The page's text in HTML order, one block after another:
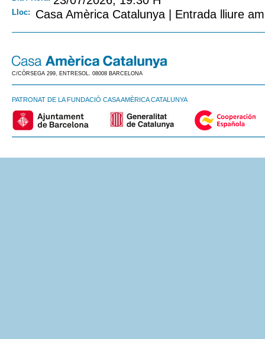
Lloc: Casa Amèrica Catalunya | Entrada lliure
C/CÒRSEGA 299, ENTRESOL. 08008 BARCELONA
PATRONAT DE LA FUNDACIÓ CASA AMÈRICA CATALUNYA